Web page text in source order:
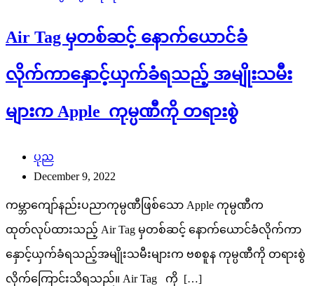
Air Tag မှတစ်ဆင့် နောက်ယောင်ခံ
လိုက်ကာနှောင့်ယှက်ခံရသည့် အမျိုးသမီး
များက Apple ကုမ္ပဏီကို တရားစွဲ
ပုည
December 9, 2022
ကမ္ဘာကျော်နည်းပညာကုမ္ပဏီဖြစ်သော Apple ကုမ္ပဏီက
ထုတ်လုပ်ထားသည့် Air Tag မှတစ်ဆင့် နောက်ယောင်ခံလိုက်ကာ
နှောင့်ယှက်ခံရသည့်အမျိုးသမီးများက ဗစစူန ကုမ္ပဏီကို တရားစွဲ
လိုက်ကြောင်းသိရသည်။ Air Tag ကို […]